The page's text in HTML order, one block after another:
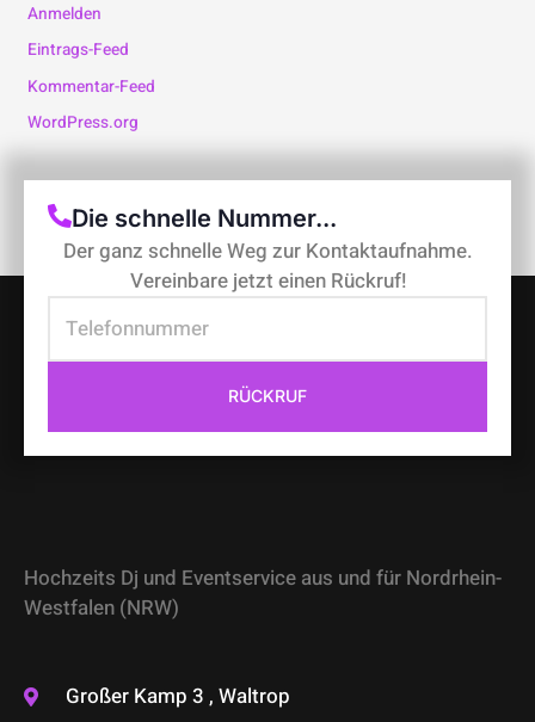
Anmelden
Eintrags-Feed
Kommentar-Feed
WordPress.org
Die schnelle Nummer...
Der ganz schnelle Weg zur Kontaktaufnahme.
Vereinbare jetzt einen Rückruf!
RÜCKRUF
Hochzeits Dj und Eventservice aus und für Nordrhein-
Westfalen (NRW)
Großer Kamp 3 , Waltrop